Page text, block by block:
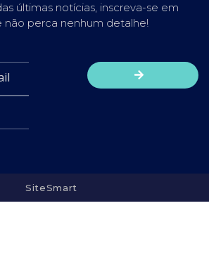
últimas notícias, inscreva-se em
não perca nenhum detalhe!
SiteSmart